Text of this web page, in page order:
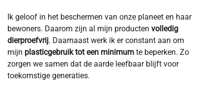
Ik geloof in het beschermen van onze planeet en haar
bewoners. Daarom zijn al mijn producten volledig
dierproefvrij. Daarnaast werk ik er constant aan om
mijn plasticgebruik tot een minimum te beperken. Zo
zorgen we samen dat de aarde leefbaar blijft voor
toekomstige generaties.